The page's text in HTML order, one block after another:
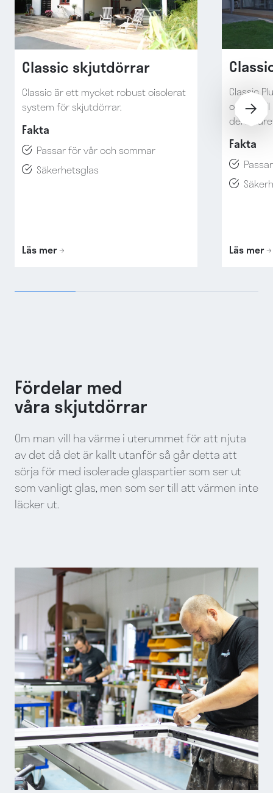
Classic skjutdörrar
Classic är ett mycket robust oisolerat
system för skjutdörrar.
Fakta
Passar för vår och sommar
Säkerhetsglas
Läs mer
Classic
om du
del av
Fakta
Läs mer
Fördelar med
våra skjutdörrar
Om man vill ha värme i uterummet för att njuta
av det då det är kallt utanför så går detta att
sörja för med isolerade glaspartier som ser ut
som vanligt glas, men som ser till att värmen inte
läcker ut.